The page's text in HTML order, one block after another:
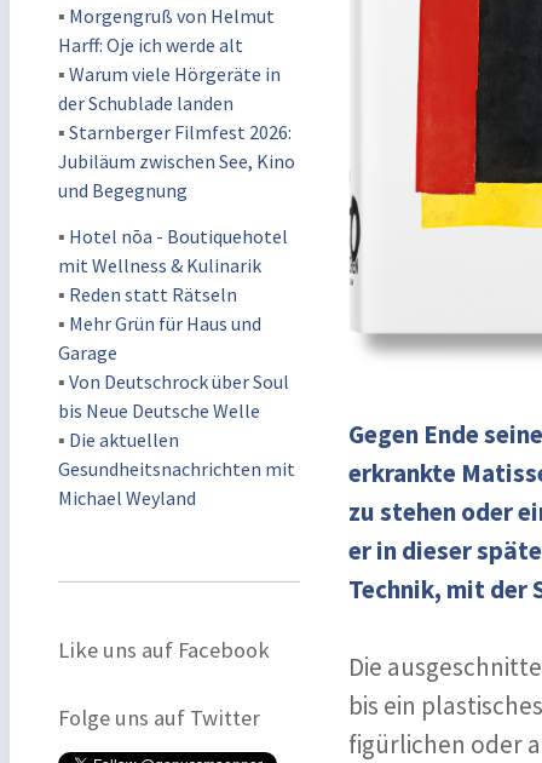
▪ Morgengruß von Helmut
Harff: Oje ich werde alt
▪ Warum viele Hörgeräte in
der Schublade landen
▪ Starnberger Filmfest 2026:
Jubiläum zwischen See, Kino
und Begegnung
▪ Hotel nōa - Boutiquehotel
mit Wellness & Kulinarik
▪ Reden statt Rätseln
▪ Mehr Grün für Haus und
Garage
▪ Von Deutschrock über Soul
bis Neue Deutsche Welle
▪ Die aktuellen
Gesundheitsnachrichten mit
Michael Weyland
Like uns auf Facebook
Folge uns auf Twitter
Gegen Ende
erkrankte
zu stehen oder
er in dieser
Technik, mit der
Die
bis ein
figürlichen oder